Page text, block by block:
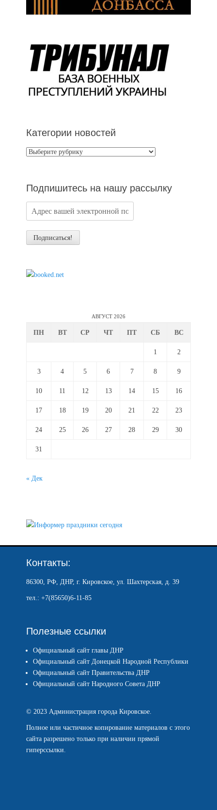
Категории новостей
Категории
Подпишитесь на нашу рассылку
АВГУСТ 2026
ПН ВТ СР ЧТ ПТ СБ ВС
1 2
3 4 5 6 7 8 9
10 11 12 13 14 15 16
17 18 19 20 21 22 23
24 25 26 27 28 29 30
31
« Дек
Контакты:
86300, РФ, ДНР, г. Кировское, ул. Шахтерская, д. 39
тел.: +7(85650)6-11-85
Полезные ссылки
Официальный сайт главы ДНР
Официальный сайт Донецкой Народной Республики
Официальный сайт Правительства ДНР
Официальный сайт Народного Совета ДНР
© 2023 Администрация города Кировское.
Полное или частичное копирование материалов с этого
сайта разрешено только при наличии прямой
гиперссылки.